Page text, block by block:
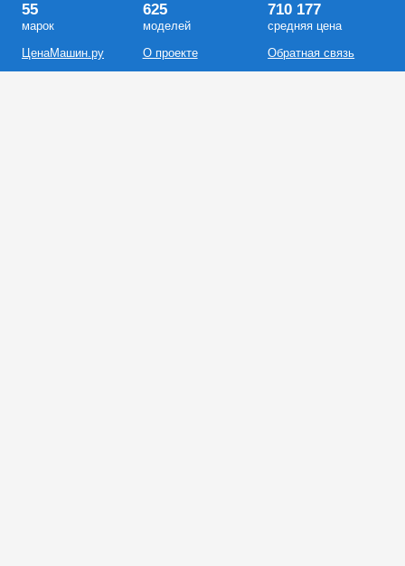
55
марок
ЦенаМашин.ру
625
моделей
О проекте
710 177
средняя цена
Обратная связь